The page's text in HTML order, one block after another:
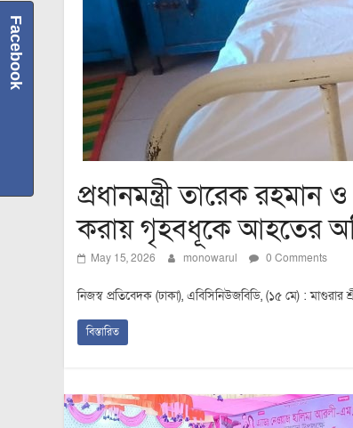
প্রধানমন্ত্রী তারেক রহমান
করায় গৃহবধূকে আহতের
May 15, 2026 monowarul 0 Comments
নিজস্ব প্রতিবেদক (ঢাকা), এবিসিনিউজবিডি, (১৫ মে) :
বিস্তারিত
Facebook